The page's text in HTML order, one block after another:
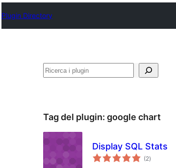
Plugin Directory
Cerca
Tag del plugin: google chart
Display SQL Stats
(2valutazioni
totali
)